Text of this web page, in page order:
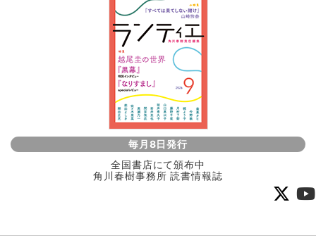
毎月8日発行
全国書店にて頒布中
角川春樹事務所 読書情報誌